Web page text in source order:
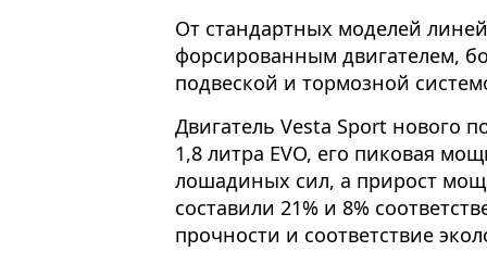
От стандартных моделей
форсированным двигателем,
подвеской и тормозной
Двигатель Vesta Sport нового
1,8 литра EVO, его пиковая
лошадиных сил, а прирост
составили 21% и 8%
прочности и соответствие